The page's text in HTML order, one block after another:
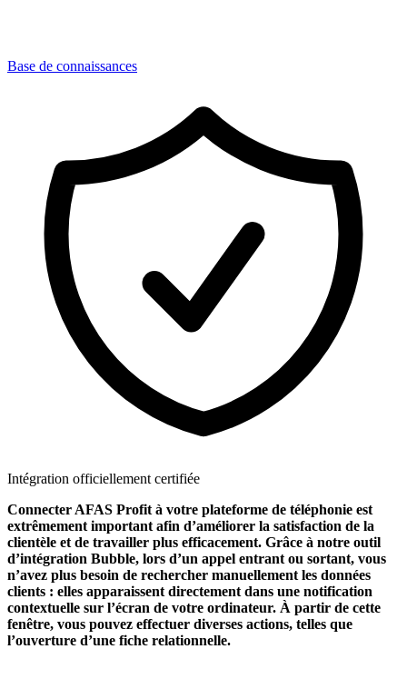
Base de connaissances
Intégration officiellement certifiée
Connecter AFAS Profit à votre plateforme de téléphonie est
extrêmement important afin d’améliorer la satisfaction de la
clientèle et de travailler plus efficacement. Grâce à notre outil
d’intégration Bubble, lors d’un appel entrant ou sortant, vous
n’avez plus besoin de rechercher manuellement les données
clients : elles apparaissent directement dans une notification
contextuelle sur l’écran de votre ordinateur. À partir de cette
fenêtre, vous pouvez effectuer diverses actions, telles que
l’ouverture d’une fiche relationnelle.